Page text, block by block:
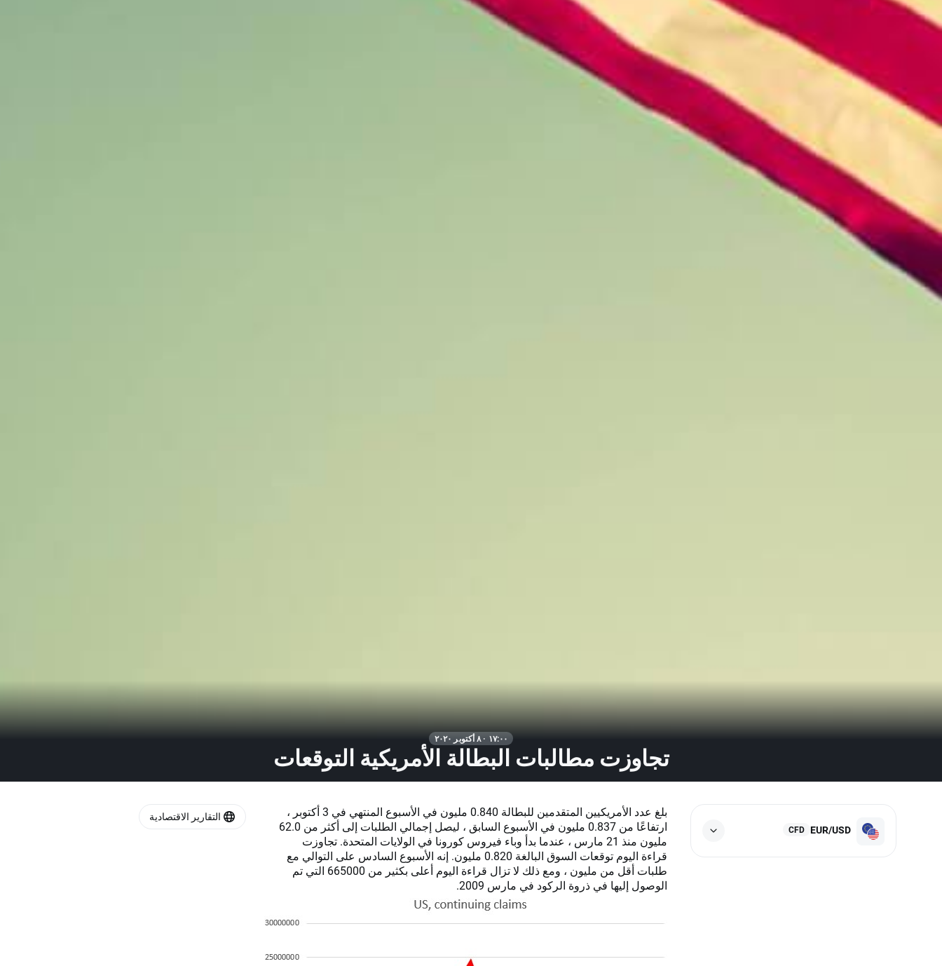
١٧:٠٠ · ٨ أكتوبر ٢٠٢٠
تجاوزت مطالبات البطالة الأمريكية التوقعات
EUR/USD
CFD
بلغ عدد الأمريكيين المتقدمين للبطالة 0.840 مليون في الأسبوع المنتهي في 3 أكتوبر ،
ارتفاعًا من 0.837 مليون في الأسبوع السابق ، ليصل إجمالي الطلبات إلى أكثر من 62.0
مليون منذ 21 مارس ، عندما بدأ وباء فيروس كورونا في الولايات المتحدة. تجاوزت
قراءة اليوم توقعات السوق البالغة 0.820 مليون. إنه الأسبوع السادس على التوالي مع
طلبات أقل من مليون ، ومع ذلك لا تزال قراءة اليوم أعلى بكثير من 665000 التي تم
الوصول إليها في ذروة الركود في مارس 2009.
التقارير الاقتصادية